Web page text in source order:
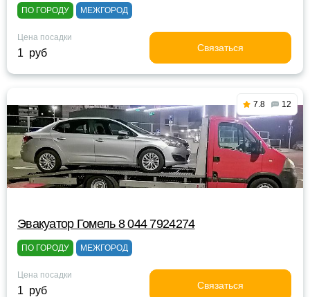
ПО ГОРОДУ МЕЖГОРОД
Цена посадки
1 руб Связаться
7.8 12
Эвакуатор Гомель 8 044 7924274
ПО ГОРОДУ МЕЖГОРОД
Цена посадки
1 руб Связаться